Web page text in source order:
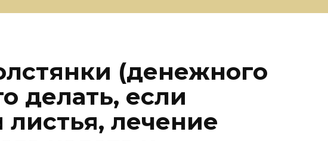
(денежного
делать, если
лечение